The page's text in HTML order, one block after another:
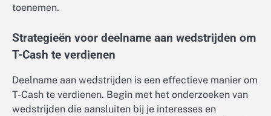
toenemen.
Strategieën voor deelname aan wedstrijden om
T-Cash te verdienen
Deelname aan wedstrijden is een effectieve manier om
T-Cash te verdienen. Begin met het onderzoeken van
wedstrijden die aansluiten bij je interesses en